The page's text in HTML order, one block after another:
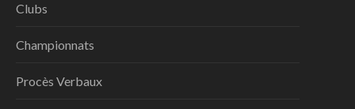
Clubs
Championnats
Procès Verbaux